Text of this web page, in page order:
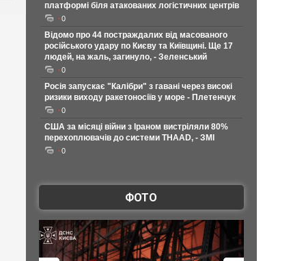
платформі біля атакованих логістичних центрів
0
Відомо про 44 постраждалих від масованого
російського удару по Києву та Київщині. Ще 17
людей, на жаль, загинуло, - Зеленський
0
Росія запускає "Калібри" з гавані через високі
ризики виходу ракетоносіїв у море - Плетенчук
0
США за місяці війни з Іраном вистріляли 80%
перехоплювачів до системи THAAD, - ЗМІ
0
ФОТО